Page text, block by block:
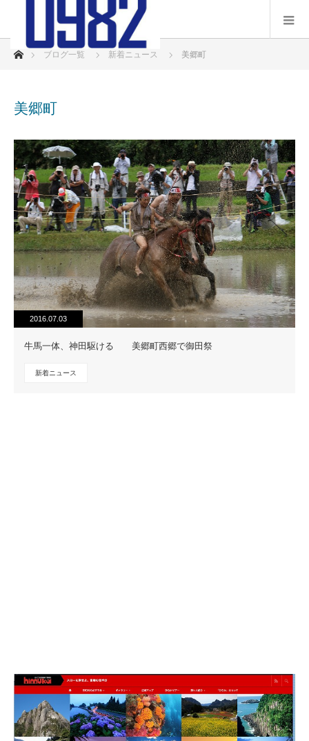
ホームブログ一覧 新着ニュース 美郷町
美郷町
2016.07.03
牛馬一体、神田駆ける 美郷町西郷で御田祭
新着ニュース